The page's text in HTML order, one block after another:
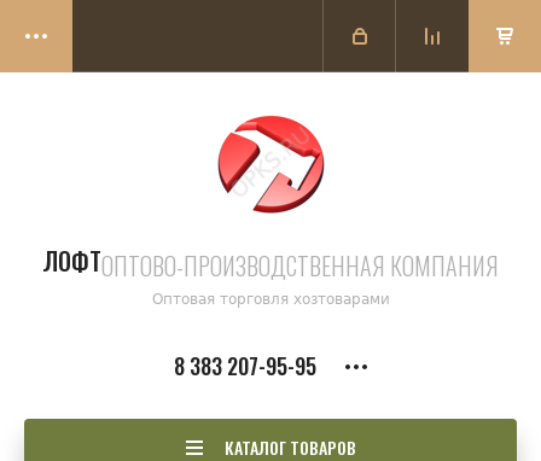
ЛОФТОПТОВО-ПРОИЗВОДСТВЕННАЯ КОМПАНИЯ
Оптовая торговля хозтоварами
8 383 207-95-95
КАТАЛОГ ТОВАРОВ